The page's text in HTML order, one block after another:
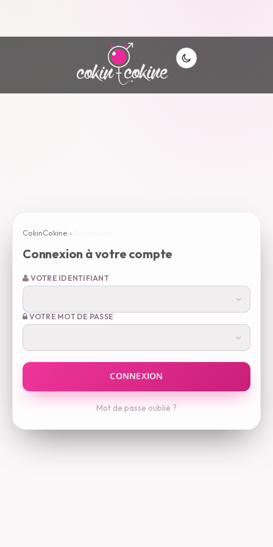
CokinCokine ›
Connexion à votre compte
VOTRE IDENTIFIANT
VOTRE MOT DE PASSE
Mot de passe oublié ?